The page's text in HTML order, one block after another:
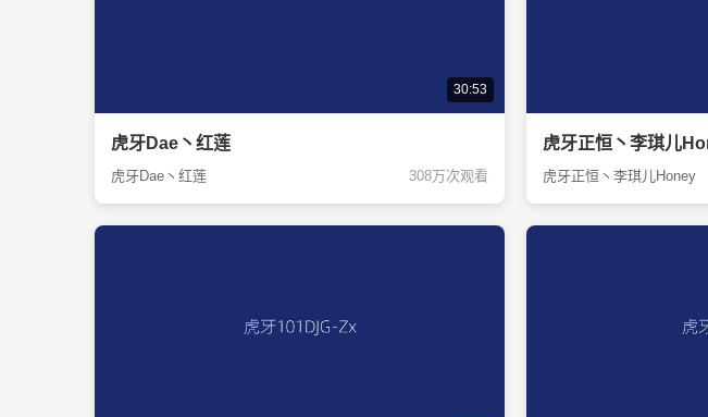
30:53
虎牙Dae丶红莲
虎牙Dae丶红莲 308万次观看
虎牙正恒丶李琪儿
虎牙正恒丶李琪儿Honey